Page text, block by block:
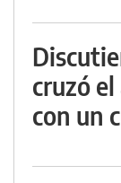
cruzó
con un